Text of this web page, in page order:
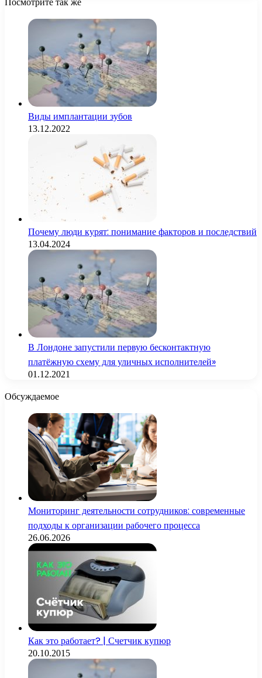
Виды имплантации зубов
13.12.2022
Почему люди курят: понимание факторов и последствий
13.04.2024
В Лондоне запустили первую бесконтактную
платёжную схему для уличных исполнителей»
01.12.2021
Обсуждаемое
Мониторинг деятельности сотрудников: современные
подходы к организации рабочего процесса
26.06.2026
Как это работает? | Счетчик купюр
20.10.2015